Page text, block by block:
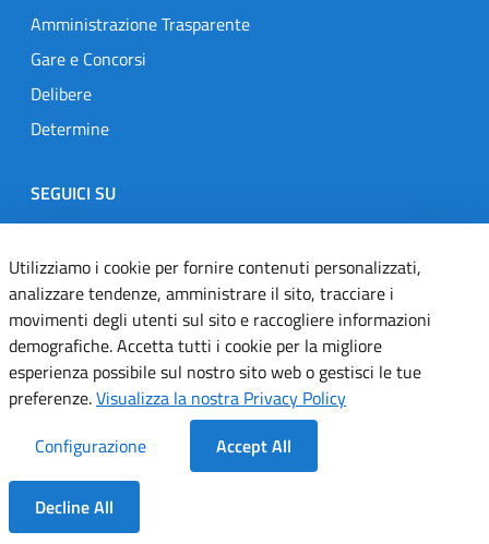
Dentro la Sezione
Amministrazione Trasparente
Gare e Concorsi
Delibere
Determine
SEGUICI SU
Designers Italia
TwitterInstagramYoutubeLinkedin
Dichiarazione di accessibilità
Informativa cookie
Informativa privacy
Note legali
Servizi Applicativi
Utilizziamo i cookie per fornire contenuti personalizzati,
analizzare tendenze, amministrare il sito, tracciare i
movimenti degli utenti sul sito e raccogliere informazioni
demografiche. Accetta tutti i cookie per la migliore
esperienza possibile sul nostro sito web o gestisci le tue
preferenze.Visualizza la nostra Privacy Policy
Configurazione
Accept All
Decline All